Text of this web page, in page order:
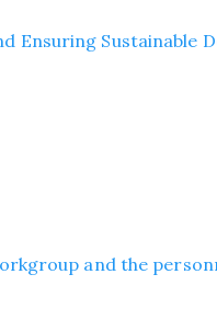
Ensuring Sustainable
and the